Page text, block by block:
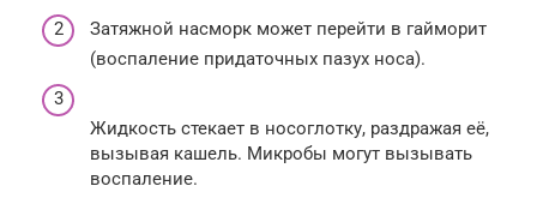
Затяжной насморк может перейти в гайморит
(воспаление придаточных пазух носа).
Жидкость стекает в носоглотку, раздражая её,
вызывая кашель. Микробы могут вызывать
воспаление.